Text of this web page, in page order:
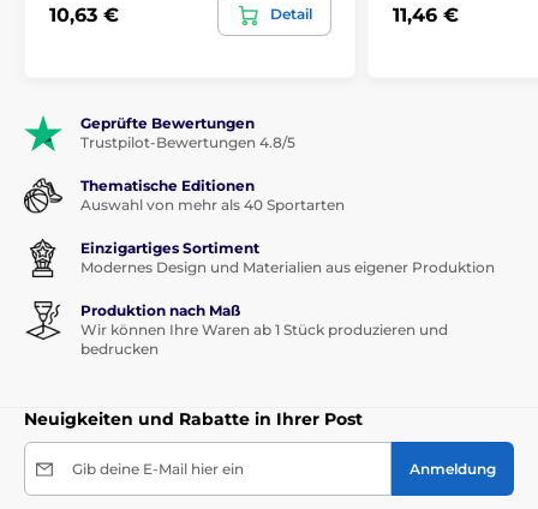
10,63 € Detail 11,46 €
Geprüfte Bewertungen
Trustpilot-Bewertungen 4.8/5
Thematische Editionen
Auswahl von mehr als 40 Sportarten
Einzigartiges Sortiment
Modernes Design und Materialien aus eigener Produktion
Produktion nach Maß
Wir können Ihre Waren ab 1 Stück produzieren und
bedrucken
Neuigkeiten und Rabatte in Ihrer Post
Gib deine E-Mail hier ein Anmeldung